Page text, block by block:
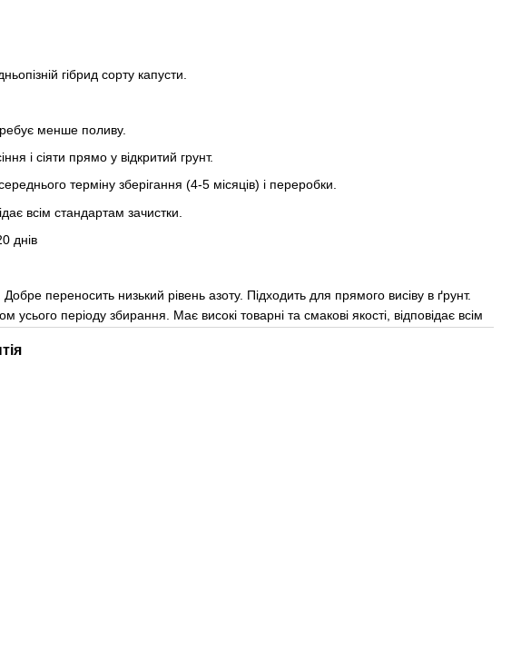
гібрид сорту капусти.
менше поливу.
і сіяти прямо у відкритий грунт.
терміну зберігання (4-5 місяців) і переробки.
всім стандартам зачистки.
днів
переносить низький рівень азоту. Підходить для прямого висіву в ґрунт.
усього періоду збирання. Має високі товарні та смакові якості, відповідає всім